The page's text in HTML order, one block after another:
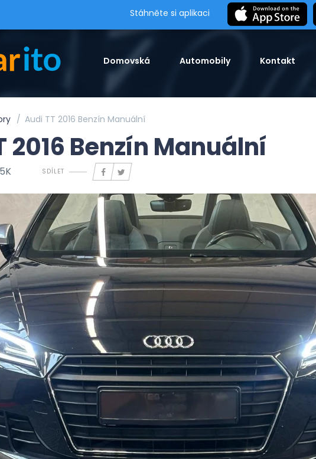
Stáhněte si aplikaci
Domovská Automobily Kontakt
Audi TT 2016 Benzín Manuální
2016 Benzín Manuální
SDÍLET